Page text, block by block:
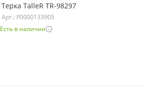
Терка TalleR TR-98297
Арт.: Р0000133905
Есть в наличии